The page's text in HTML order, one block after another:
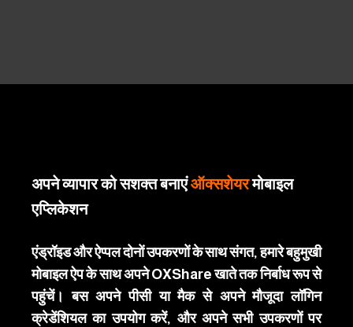
अपने व्यापार को सशक्त बनाएंऑक्सशेयरमोबाइल
एप्लिकेशन
एंड्रॉइड और ऐप्पल दोनों उपकरणों के साथ संगत, हमारे बहुमुखी
मोबाइल ऐप के साथ अपने OXShare खाते तक निर्बाध रूप से
पहुंचें। बस अपने पीसी या मैक से अपने मौजूदा लॉगिन
क्रेडेंशियल का उपयोग करें, और अपने सभी उपकरणों पर